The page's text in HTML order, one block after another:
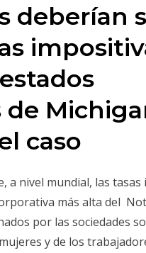
deberían
caso
a nivel mundial, las
más alta del
por las sociedades
y de los